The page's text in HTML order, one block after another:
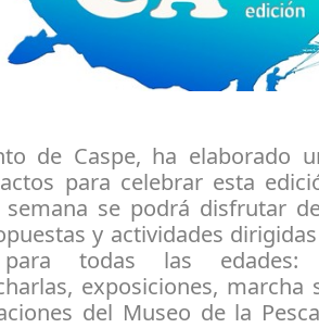
de Caspe, ha elaborado
para celebrar esta
se podrá disfrutar
y actividades
todas las edades:
exposiciones, marcha
del Museo de la